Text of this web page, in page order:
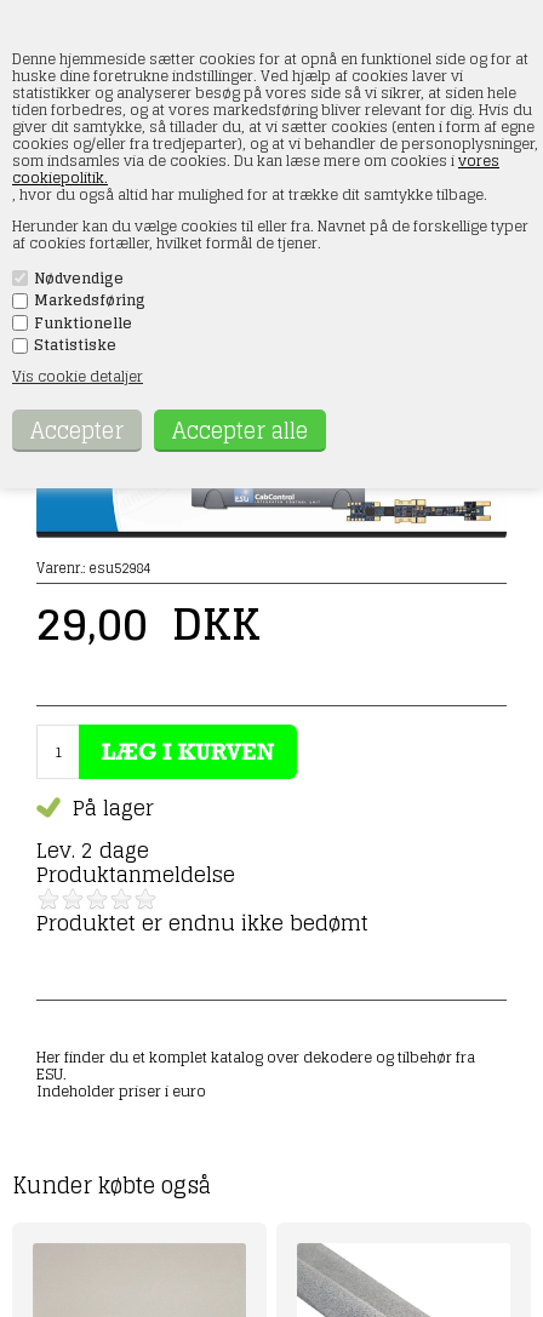
Denne hjemmeside sætter cookies for at opnå en funktionel side og for at
huske dine foretrukne indstillinger. Ved hjælp af cookies laver vi
statistikker og analyserer besøg på vores side så vi sikrer, at siden hele
tiden forbedres, og at vores markedsføring bliver relevant for dig. Hvis du
giver dit samtykke, så tillader du, at vi sætter cookies (enten i form af egne
cookies og/eller fra tredjeparter), og at vi behandler de personoplysninger,
som indsamles via de cookies. Du kan læse mere om cookies ivores
cookiepolitik.
, hvor du også altid har mulighed for at trække dit samtykke tilbage.
Herunder kan du vælge cookies til eller fra. Navnet på de forskellige typer
af cookies fortæller, hvilket formål de tjener.
Nødvendige
Markedsføring
Funktionelle
Statistiske
Vis cookie detaljer
ESU 52984 Dekoder- og tilbehørskatalog
2025/2026
Forside»Togstyring»ESU
Varenr.: esu52984
29,00 DKK
På lager
Lev. 2 dage
Produktanmeldelse
Produktet er endnu ikke bedømt
Her finder du et komplet katalog over dekodere og tilbehør fra
ESU.
Indeholder priser i euro
Kunder købte også